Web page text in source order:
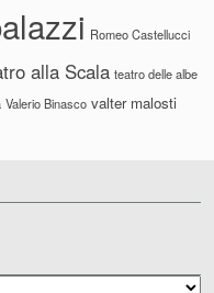
Romeo Castellucci
alla Scala teatro delle albe
Valerio Binasco valter malosti